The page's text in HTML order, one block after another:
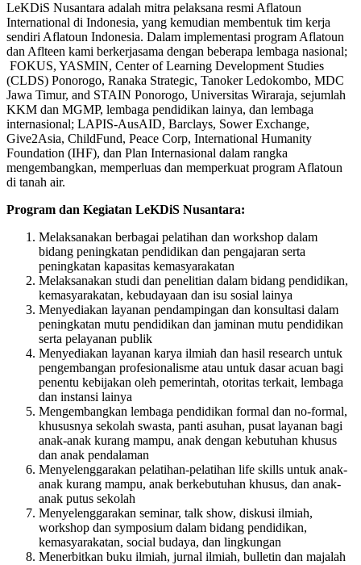
LeKDiS Nusantara adalah mitra pelaksana resmi Aflatoun
International di Indonesia, yang kemudian membentuk tim kerja
sendiri Aflatoun Indonesia. Dalam implementasi program Aflatoun
dan Aflteen kami berkerjasama dengan beberapa lembaga nasional;
FOKUS, YASMIN, Center of Learning Development Studies
(CLDS) Ponorogo, Ranaka Strategic, Tanoker Ledokombo, MDC
Jawa Timur, and STAIN Ponorogo, Universitas Wiraraja, sejumlah
KKM dan MGMP, lembaga pendidikan lainya, dan lembaga
internasional; LAPIS-AusAID, Barclays, Sower Exchange,
Give2Asia, ChildFund, Peace Corp, International Humanity
Foundation (IHF), dan Plan Internasional dalam rangka
mengembangkan, memperluas dan memperkuat program Aflatoun
di tanah air.
Program dan Kegiatan LeKDiS Nusantara:
Melaksanakan berbagai pelatihan dan workshop dalam
bidang peningkatan pendidikan dan pengajaran serta
peningkatan kapasitas kemasyarakatan
Melaksanakan studi dan penelitian dalam bidang pendidikan,
kemasyarakatan, kebudayaan dan isu sosial lainya
Menyediakan layanan pendampingan dan konsultasi dalam
peningkatan mutu pendidikan dan jaminan mutu pendidikan
serta pelayanan publik
Menyediakan layanan karya ilmiah dan hasil research untuk
pengembangan profesionalisme atau untuk dasar acuan bagi
penentu kebijakan oleh pemerintah, otoritas terkait, lembaga
dan instansi lainya
Mengembangkan lembaga pendidikan formal dan no-formal,
khususnya sekolah swasta, panti asuhan, pusat layanan bagi
anak-anak kurang mampu, anak dengan kebutuhan khusus
dan anak pendalaman
Menyelenggarakan pelatihan-pelatihan life skills untuk anak-
anak kurang mampu, anak berkebutuhan khusus, dan anak-
anak putus sekolah
Menyelenggarakan seminar, talk show, diskusi ilmiah,
workshop dan symposium dalam bidang pendidikan,
kemasyarakatan, social budaya, dan lingkungan
Menerbitkan buku ilmiah, jurnal ilmiah, bulletin dan majalah